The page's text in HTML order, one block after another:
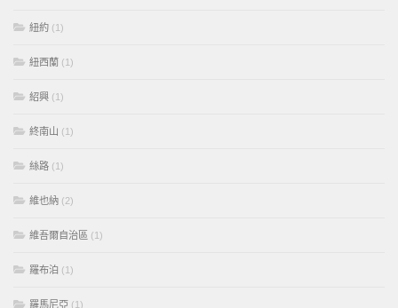
紐約 (1)
紐西蘭 (1)
紹興 (1)
終南山 (1)
絲路 (1)
維也納 (2)
維吾爾自治區 (1)
羅布泊 (1)
羅馬尼亞 (1)